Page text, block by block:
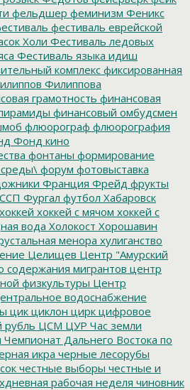
фельдшер феминизм Феникс
фестиваль еврейской
Холи Фестиваль ледовых
Фестиваль языка идиш
комплекс фиксированная
Филиппова
грамотность финансовая
финансовый омбудсмен
флюорограф флюорография
Фонд кино
фонтаны формирование
форум фотовыставка
Франция Фрейд фрукты
Фургал футбол Хабаровск
хоккей хоккей с мячом хоккей с
вода Холокост Хорошавин
менора хулиганство
Целищев Центр "Амурский
содержания мигрантов центр
физкультуры Центр
водоснабжение
цик циклон цирк цифровое
рубль ЦСМ ЦУР Час земли
Чемпионат Дальнего Востока по
икра черные лесорубы
честные выборы честные и
рабочая неделя чиновник